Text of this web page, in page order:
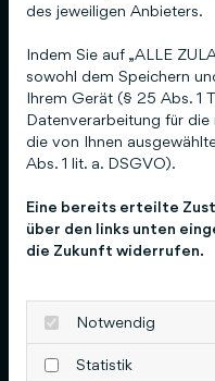
Schlütersche
KG
Hans-Böckler-Allee 7
0511 8550-0
Socials
LinkedIn
des jeweiligen Anbieters.
Indem Sie auf „ALLE
sowohl dem Speichern
Ihrem Gerät (§ 25 Abs. 1
Datenverarbeitung für
die von Ihnen
Abs. 1 lit. a. DSGVO).
Eine bereits erteilte
über den links unten
die Zukunft widerrufen.
Notwendig
Statistik